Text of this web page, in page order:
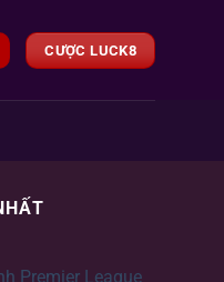
CƯỢC LUCK8
Premier League